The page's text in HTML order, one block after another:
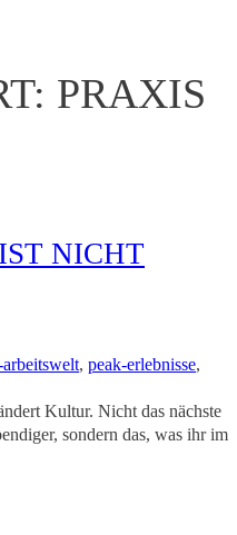
PRAXIS
NICHT
, peak-erlebnisse
Kultur. Nicht das nächste
sondern das, was ihr im